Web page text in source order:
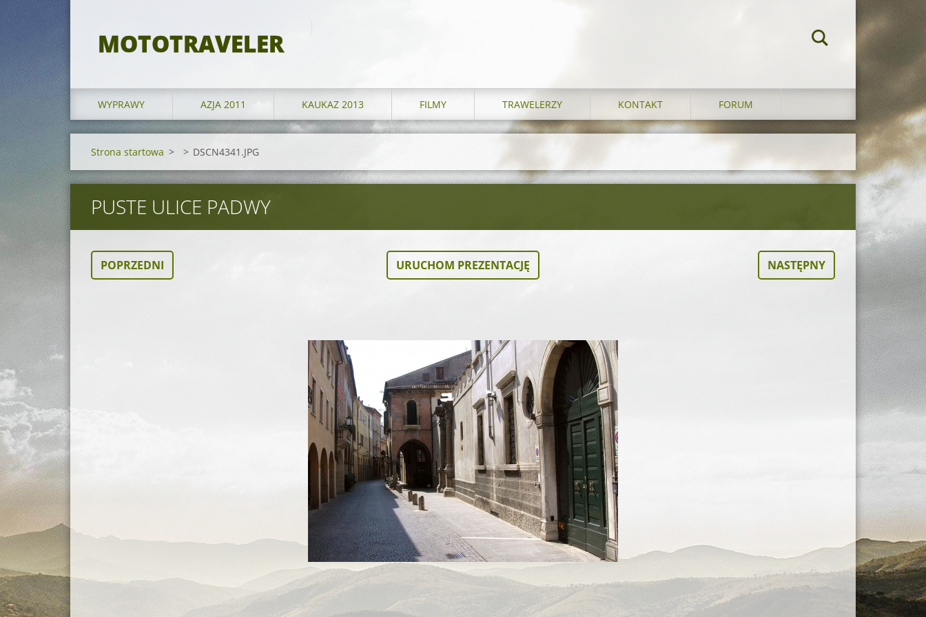
MOTOTRAVELER
WYPRAWY AZJA 2011 KAUKAZ 2013 FILMY TRAWELERZY KONTAKT FORUM
Strona startowa > > DSCN4341.JPG
PUSTE ULICE PADWY
POPRZEDNI URUCHOM PREZENTACJĘ NASTĘPNY